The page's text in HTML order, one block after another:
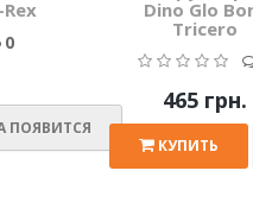
0
ПОЯВИТСЯ
Dino Glo
Tricero
465 грн.
КУПИТЬ